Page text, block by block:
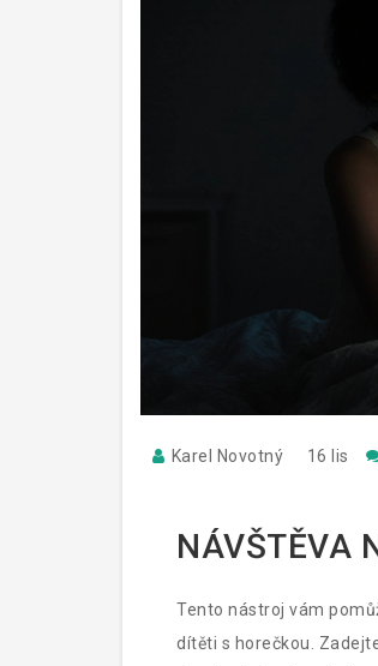
Karel Novotný 16 lis
NÁVŠTĚVA
Tento nástroj vám
dítěti s horečkou.